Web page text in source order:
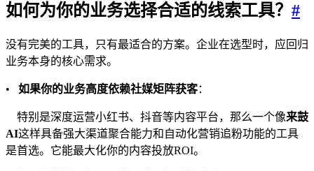
如何为你的业务选择合适的线索工具？ #
没有完美的工具，只有最适合的方案。企业在选型时，应回归
业务本身的核心需求。
• 如果你的业务高度依赖社媒矩阵获客：
特别是深度运营小红书、抖音等内容平台，那么一个像来鼓
AI这样具备强大渠道聚合能力和自动化营销追粉功能的工具
是首选。它能最大化你的内容投放ROI。